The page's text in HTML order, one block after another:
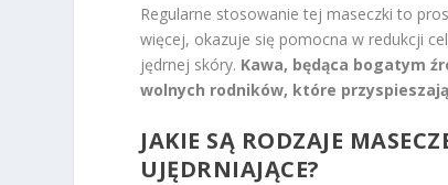
Regularne stosowanie tej maseczki to
więcej, okazuje się pomocna w redukcji
jędrnej skóry. Kawa, będąca bogatym
wolnych rodników, które
JAKIE SĄ RODZAJE
UJĘDRNIAJĄCE?